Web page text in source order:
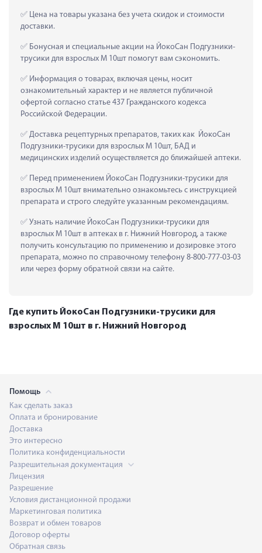
Цена на товары указана без учета скидок и стоимости
доставки.
Бонусная и специальные акции на ЙокоСан Подгузники-
трусики для взрослых M 10шт помогут вам сэкономить.
Информация о товарах, включая цены, носит
ознакомительный характер и не является публичной
офертой согласно статье 437 Гражданского кодекса
Российской Федерации.
Доставка рецептурных препаратов, таких как  ЙокоСан
Подгузники-трусики для взрослых M 10шт, БАД и
медицинских изделий осуществляется до ближайшей аптеки.
Перед применением ЙокоСан Подгузники-трусики для
взрослых M 10шт внимательно ознакомьтесь с инструкцией
препарата и строго следуйте указанным рекомендациям.
Узнать наличие ЙокоСан Подгузники-трусики для
взрослых M 10шт в аптеках в г. Нижний Новгород, а также
получить консультацию по применению и дозировке этого
препарата, можно по справочному телефону 8-800-777-03-03
или через форму обратной связи на сайте.
Где купить ЙокоСан Подгузники-трусики для
взрослых M 10шт в г. Нижний Новгород
Помощь
Как сделать заказ
Оплата и бронирование
Доставка
Это интересно
Политика конфиденциальности
Разрешительная документация
Лицензия
Разрешение
Условия дистанционной продажи
Маркетинговая политика
Возврат и обмен товаров
Договор оферты
Обратная связь